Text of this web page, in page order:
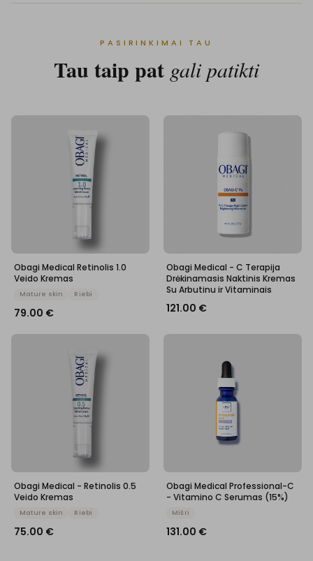
PASIRINKIMAI TAU
Tau taip pat gali patikti
Obagi Medical Retinolis 1.0
Veido Kremas
Mature skin Riebi
79.00 €
Obagi Medical - C Terapija
Drėkinamasis Naktinis Kremas
Su Arbutinu ir Vitaminais
121.00 €
Obagi Medical - Retinolis 0.5
Veido Kremas
Mature skin Riebi
75.00 €
Obagi Medical Professional-C
- Vitamino C Serumas (15%)
Mišri
131.00 €